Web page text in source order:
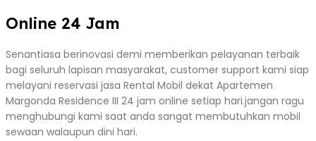
Online 24 Jam
Senantiasa berinovasi demi memberikan pelayanan terbaik
bagi seluruh lapisan masyarakat, customer support kami siap
melayani reservasi jasa Rental Mobil dekat Apartemen
Margonda Residence III 24 jam online setiap hari.jangan ragu
menghubungi kami saat anda sangat membutuhkan mobil
sewaan walaupun dini hari.